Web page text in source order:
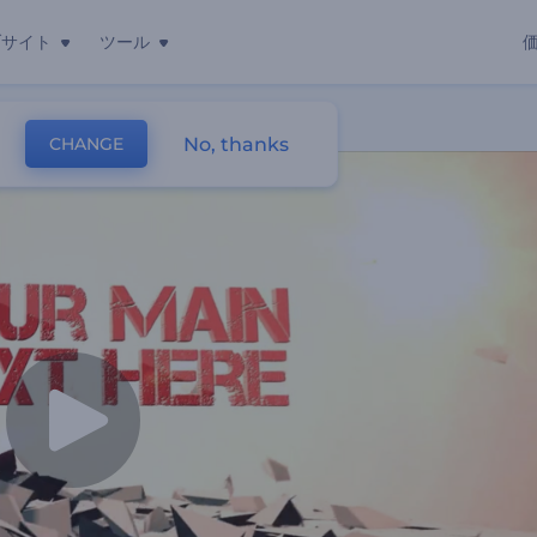
イト ツール
CHANGE No, thanks